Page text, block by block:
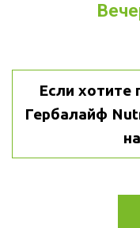
Если хотите
Гербалайф
на